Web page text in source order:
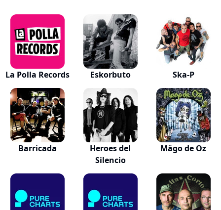
La Polla Records Eskorbuto Ska-P
Barricada
Heroes del
Silencio
Mägo de Oz